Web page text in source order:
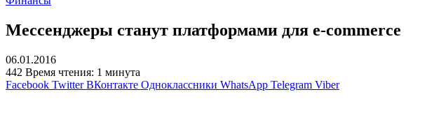
Мессенджеры станут платформами для e-commerce
06.01.2016
442 Время чтения: 1 минута
Facebook Twitter ВКонтакте Одноклассники WhatsApp Telegram Viber